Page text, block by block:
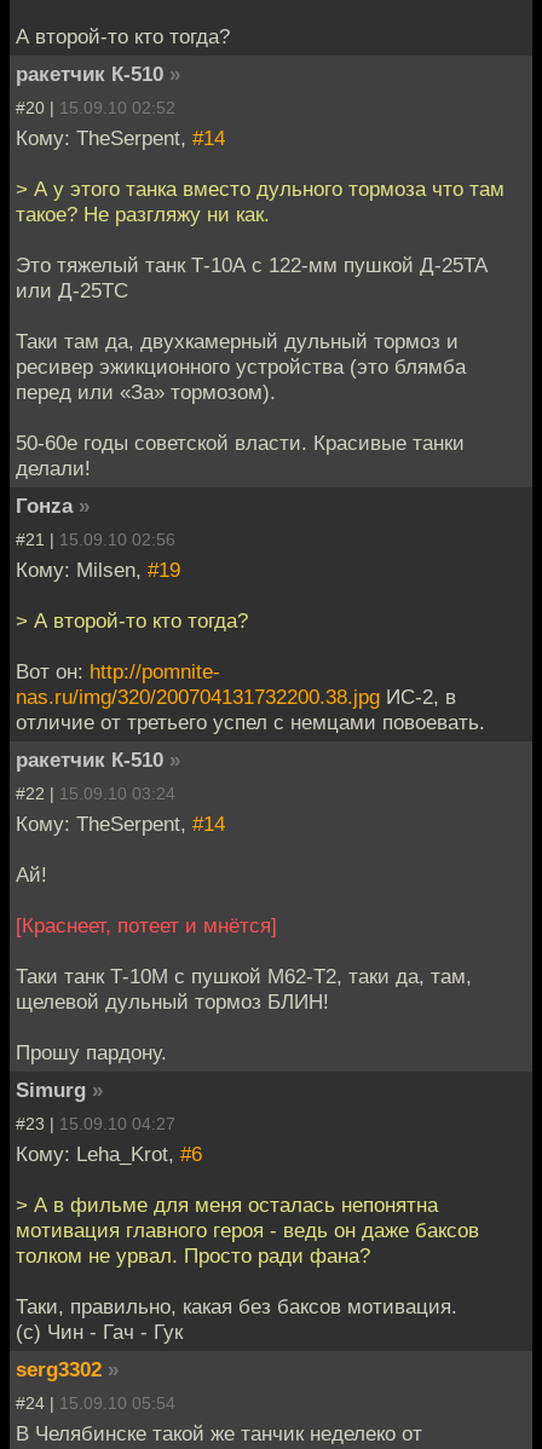
А второй-то кто тогда?
ракетчик К-510 »
#20 | 15.09.10 02:52
Кому: TheSerpent, #14
> А у этого танка вместо дульного тормоза что там
такое? Не разгляжу ни как.
Это тяжелый танк Т-10А с 122-мм пушкой Д-25ТА
или Д-25ТС
Таки там да, двухкамерный дульный тормоз и
ресивер эжикционного устройства (это блямба
перед или «За» тормозом).
50-60е годы советской власти. Красивые танки
делали!
Гонzа »
#21 | 15.09.10 02:56
Кому: Milsen, #19
> А второй-то кто тогда?
Вот он: http://pomnite-
nas.ru/img/320/200704131732200.38.jpg ИС-2, в
отличие от третьего успел с немцами повоевать.
ракетчик К-510 »
#22 | 15.09.10 03:24
Кому: TheSerpent, #14
Ай!
[Краснеет, потеет и мнётся]
Таки танк Т-10М с пушкой М62-Т2, таки да, там,
щелевой дульный тормоз БЛИН!
Прошу пардону.
Simurg »
#23 | 15.09.10 04:27
Кому: Leha_Krot, #6
> А в фильме для меня осталась непонятна
мотивация главного героя - ведь он даже баксов
толком не урвал. Просто ради фана?
Таки, правильно, какая без баксов мотивация.
(с) Чин - Гач - Гук
serg3302 »
#24 | 15.09.10 05:54
В Челябинске такой же танчик неделеко от